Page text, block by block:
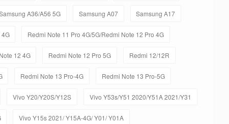
A36/A56 5G Samsung A07 Samsung A17
Redmi Note 11 Pro 4G/5G/Redmi Note 12 Pro 4G
12 4G Redmi Note 12 Pro 5G Redmi 12/12R
Redmi Note 13 Pro-4G Redmi Note 13 Pro-5G
Vivo Y20/Y20S/Y12S Vivo Y53s/Y51 2020/Y51A 2021/Y31
Vivo Y15s 2021/ Y15A-4G/ Y01/ Y01A